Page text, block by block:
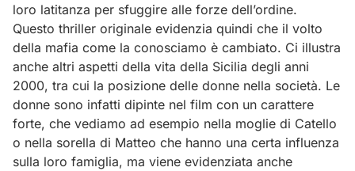
loro latitanza per sfuggire alle forze dell’ordine.
Questo thriller originale evidenzia quindi che il volto
della mafia come la conosciamo è cambiato. Ci illustra
anche altri aspetti della vita della Sicilia degli anni
2000, tra cui la posizione delle donne nella società. Le
donne sono infatti dipinte nel film con un carattere
forte, che vediamo ad esempio nella moglie di Catello
o nella sorella di Matteo che hanno una certa influenza
sulla loro famiglia, ma viene evidenziata anche